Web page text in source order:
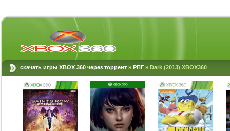
скачать игры XBOX 360 через торрент » РПГ » Dark (2013) XBOX360